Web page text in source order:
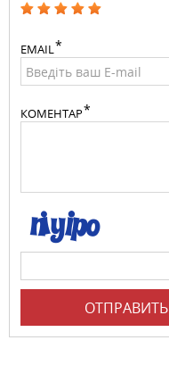
EMAIL
КОМЕНТАР
ОТПРАВИТЬ